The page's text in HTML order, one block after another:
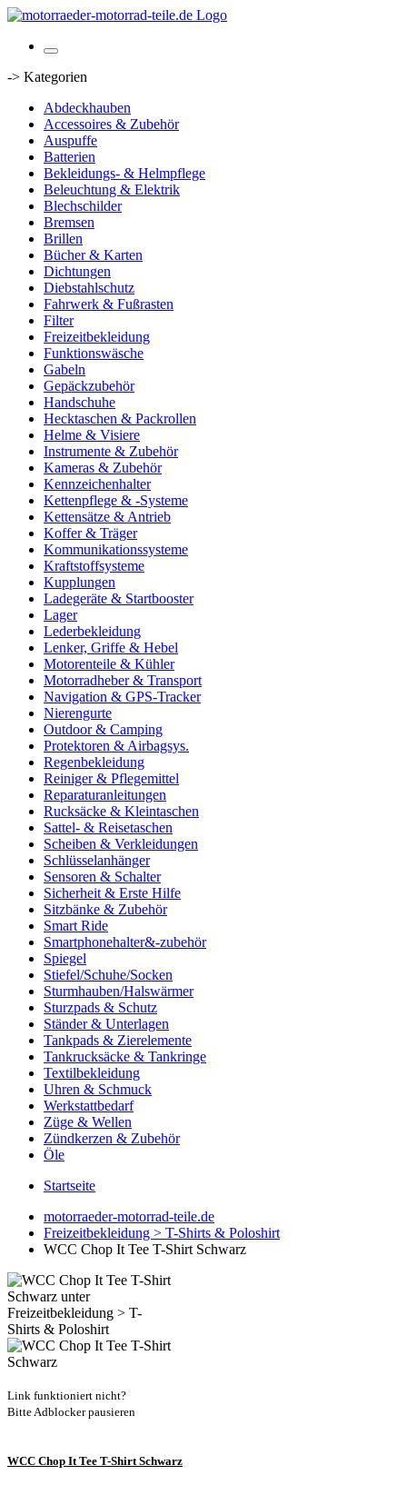
-> Kategorien
Abdeckhauben
Accessoires & Zubehör
Auspuffe
Batterien
Bekleidungs- & Helmpflege
Beleuchtung & Elektrik
Blechschilder
Bremsen
Brillen
Bücher & Karten
Dichtungen
Diebstahlschutz
Fahrwerk & Fußrasten
Filter
Freizeitbekleidung
Funktionswäsche
Gabeln
Gepäckzubehör
Handschuhe
Hecktaschen & Packrollen
Helme & Visiere
Instrumente & Zubehör
Kameras & Zubehör
Kennzeichenhalter
Kettenpflege & -Systeme
Kettensätze & Antrieb
Koffer & Träger
Kommunikationssysteme
Kraftstoffsysteme
Kupplungen
Ladegeräte & Startbooster
Lager
Lederbekleidung
Lenker, Griffe & Hebel
Motorenteile & Kühler
Motorradheber & Transport
Navigation & GPS-Tracker
Nierengurte
Outdoor & Camping
Protektoren & Airbagsys.
Regenbekleidung
Reiniger & Pflegemittel
Reparaturanleitungen
Rucksäcke & Kleintaschen
Sattel- & Reisetaschen
Scheiben & Verkleidungen
Schlüsselanhänger
Sensoren & Schalter
Sicherheit & Erste Hilfe
Sitzbänke & Zubehör
Smart Ride
Smartphonehalter&-zubehör
Spiegel
Stiefel/Schuhe/Socken
Sturmhauben/Halswärmer
Sturzpads & Schutz
Ständer & Unterlagen
Tankpads & Zierelemente
Tankrucksäcke & Tankringe
Textilbekleidung
Uhren & Schmuck
Werkstattbedarf
Züge & Wellen
Zündkerzen & Zubehör
Öle
Startseite
motorraeder-motorrad-teile.de
Freizeitbekleidung > T-Shirts & Poloshirt
WCC Chop It Tee T-Shirt Schwarz
Link funktioniert nicht?
Bitte Adblocker pausieren
WCC Chop It Tee T-Shirt Schwarz